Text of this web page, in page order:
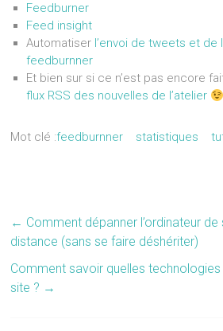
Feedburner
Feed insight
Automatiser l’envoi de tweets et de
feedburnner
Et bien sur si ce n’est pas encore
flux RSS des nouvelles de l’atelier
Mot clé :feedburnner statistiques
← Comment dépanner l’ordinateur
distance (sans se faire déshériter)
Comment savoir quelles technologies
site ? →